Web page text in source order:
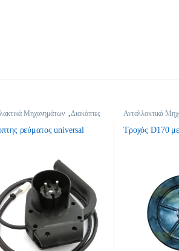
Μηχανημάτων ,Διακόπτες
ρεύματος universal
Ανταλλακτικά
Τροχός D170